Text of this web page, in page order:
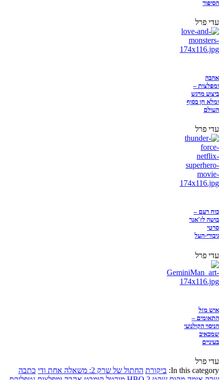
הסיפור
עדי פרל
אהבה
ומפלצות –
ביצוע מרגש
ומלא חן בסוף
העולם
עדי פרל
כוח רעם –
בושה לז'אנר
סרטי
גיבורי-העל
עדי פרל
איש מזל
התאומים –
הניסוי הקולנועי
שמכאיב
בעיניים
עדי פרל
In this category: ביקורת החתול של שרק 2: משאלה אחת ודי
כתבה